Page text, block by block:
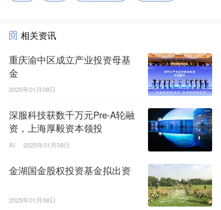
相关资讯
重庆渝中区成立产业投资母基
金
2025年01月08日
深服科技获数千万元Pre-A轮融
资，上海厚毅资本领投
AI 2025年01月08日
金湖国金股权投资基金拟出资
2025年01月08日